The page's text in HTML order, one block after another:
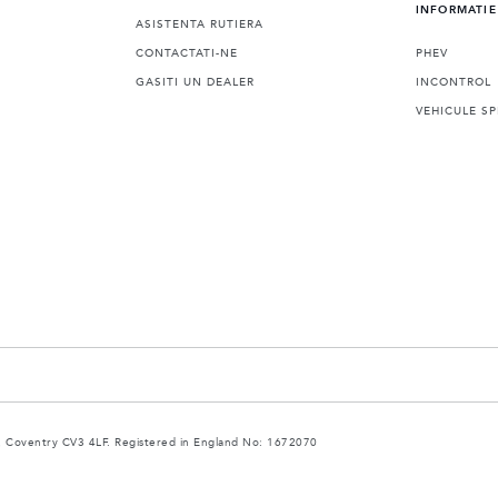
ASISTENTA RUTIERA
CONTACTATI-NE
GASITI UN DEALER
PHEV
INCONTROL
VEHICULE
CV3 4LF. Registered in England No: 1672070